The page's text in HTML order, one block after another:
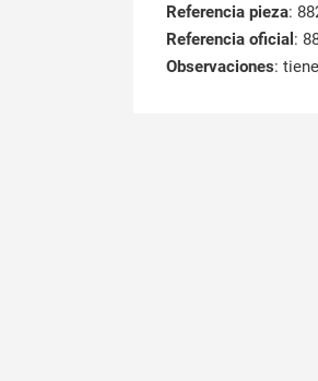
Referencia pieza:
Referencia oficial :
Observaciones: